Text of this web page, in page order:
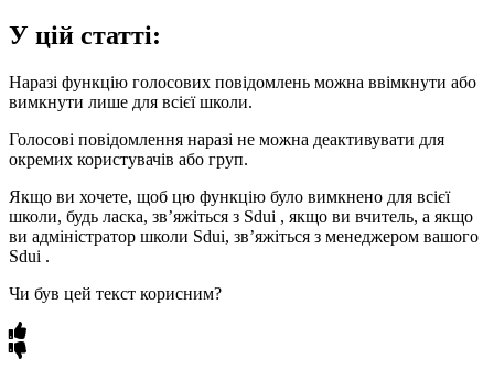
У цій статті:
Наразі функцію голосових повідомлень можна ввімкнути або
вимкнути лише для всієї школи.
Голосові повідомлення наразі не можна деактивувати для
окремих користувачів або груп.
Якщо ви хочете, щоб цю функцію було вимкнено для всієї
школи, будь ласка, зв’яжіться з Sdui , якщо ви вчитель, а якщо
ви адміністратор школи Sdui, зв’яжіться з менеджером вашого
Sdui .
Чи був цей текст корисним?